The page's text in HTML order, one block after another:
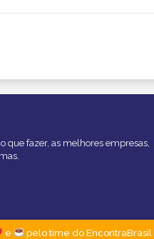
que fazer, as melhores empresas,
e pelo time do EncontraBrasil